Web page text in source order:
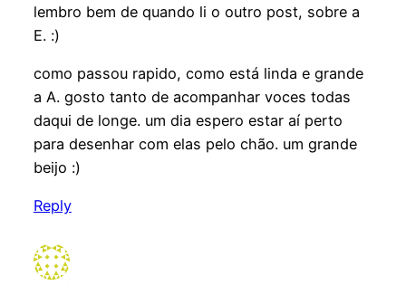
lembro bem de quando li o outro post, sobre a
E. :)
como passou rapido, como está linda e grande
a A. gosto tanto de acompanhar voces todas
daqui de longe. um dia espero estar aí perto
para desenhar com elas pelo chão. um grande
beijo :)
Reply